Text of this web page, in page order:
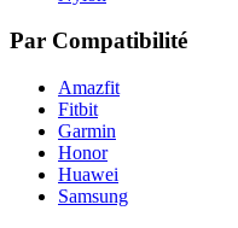
Par Compatibilité
Amazfit
Fitbit
Garmin
Honor
Huawei
Samsung